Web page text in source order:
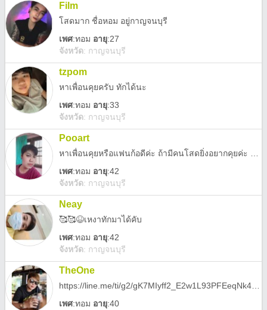
Film
โสดมาก ชื่อหอม อยู่กาญจนบุรี
เพศ:ทอม อายุ:27
จังหวัด: กาญจนบุรี
tzpom
หาเพื่อนคุยครับ ทักได้นะ
เพศ:ทอม อายุ:33
จังหวัด: กาญจนบุรี
Pooart
เพศ:ทอม อายุ:42
จังหวัด: กาญจนบุรี
Neay
🥰🥰😆เหงาทักมาได้คับ
เพศ:ทอม อายุ:42
จังหวัด: กาญจนบุรี
TheOne
เพศ:ทอม อายุ:40